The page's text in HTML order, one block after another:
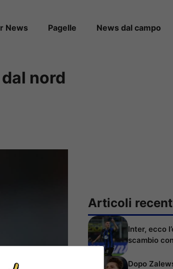
News Pagelle News dal campo
nord
Articoli
Inter, ecco
scambio
Dopo